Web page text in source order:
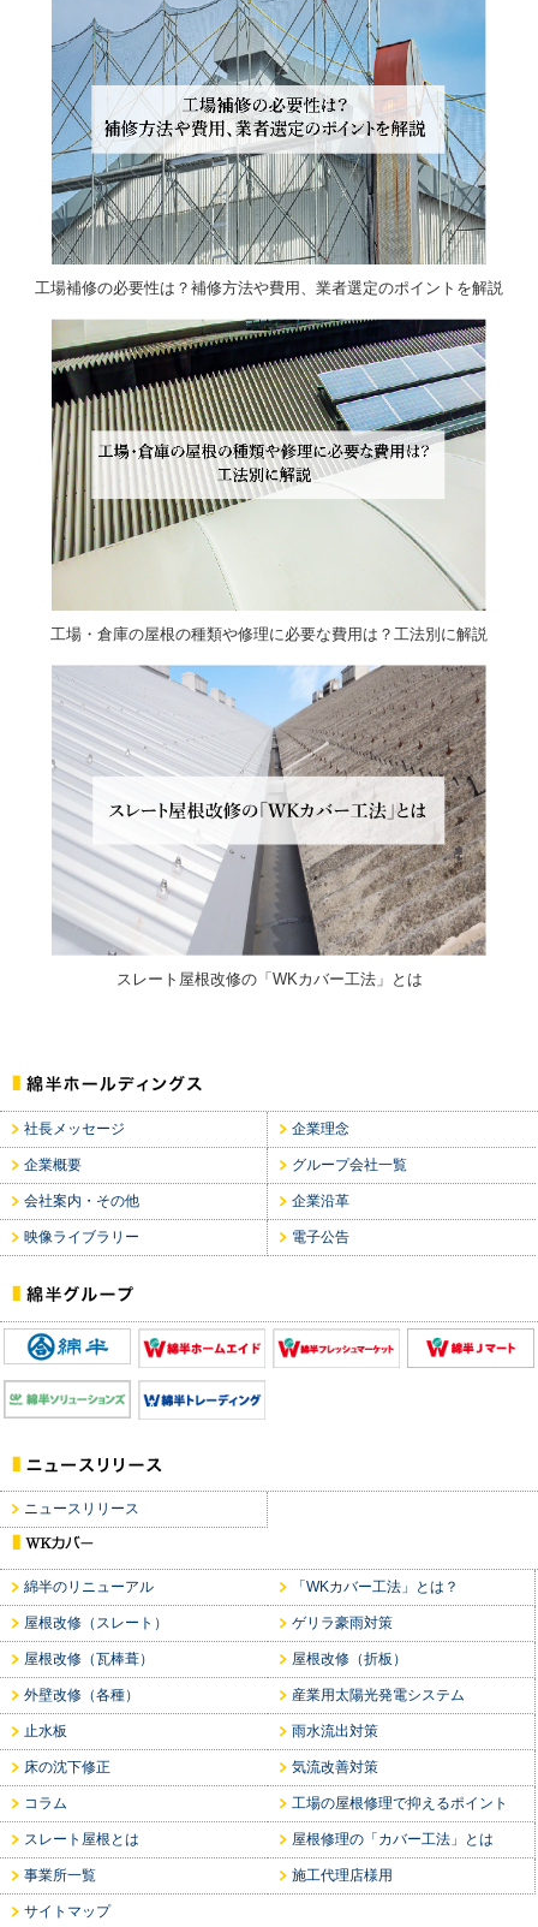
工場補修の必要性は？補修方法や費用、業者選定のポイントを解説
工場・倉庫の屋根の種類や修理に必要な費用は？工法別に解説
スレート屋根改修の「WKカバー工法」とは
社長メッセージ 企業理念
企業概要 グループ会社一覧
会社案内・その他 企業沿革
映像ライブラリー 電子公告
ニュースリリース
綿半のリニューアル 「WKカバー工法」とは？
屋根改修（スレート） ゲリラ豪雨対策
屋根改修（瓦棒葺） 屋根改修（折板）
外壁改修（各種） 産業用太陽光発電システム
止水板 雨水流出対策
床の沈下修正 気流改善対策
コラム 工場の屋根修理で抑えるポイント
スレート屋根とは 屋根修理の「カバー工法」とは
事業所一覧 施工代理店様用
サイトマップ